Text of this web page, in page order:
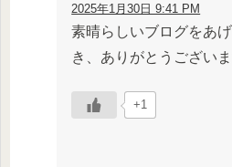
2025年1月30日 9:41 PM
素晴らしいブログをあ
き、ありがとうございま
+1